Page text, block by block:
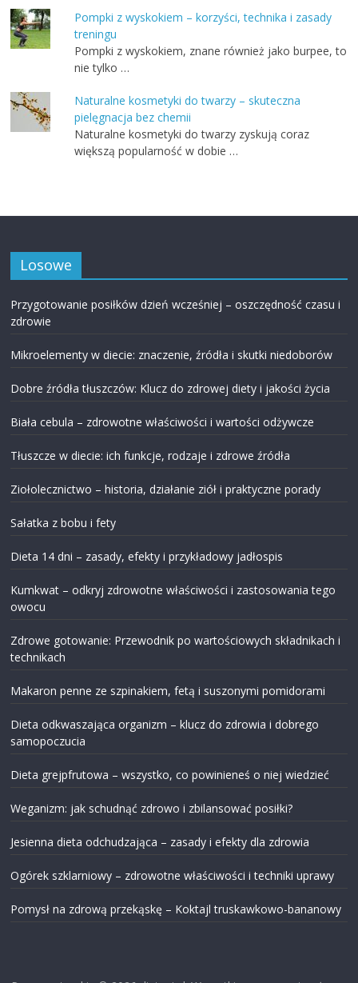
Pompki z wyskokiem – korzyści, technika i zasady
treningu
Pompki z wyskokiem, znane również jako burpee, to
nie tylko …
Naturalne kosmetyki do twarzy – skuteczna
pielęgnacja bez chemii
Naturalne kosmetyki do twarzy zyskują coraz
większą popularność w dobie …
Losowe
Przygotowanie posiłków dzień wcześniej – oszczędność czasu i
zdrowie
Mikroelementy w diecie: znaczenie, źródła i skutki niedoborów
Dobre źródła tłuszczów: Klucz do zdrowej diety i jakości życia
Biała cebula – zdrowotne właściwości i wartości odżywcze
Tłuszcze w diecie: ich funkcje, rodzaje i zdrowe źródła
Ziołolecznictwo – historia, działanie ziół i praktyczne porady
Sałatka z bobu i fety
Dieta 14 dni – zasady, efekty i przykładowy jadłospis
Kumkwat – odkryj zdrowotne właściwości i zastosowania tego
owocu
Zdrowe gotowanie: Przewodnik po wartościowych składnikach i
technikach
Makaron penne ze szpinakiem, fetą i suszonymi pomidorami
Dieta odkwaszająca organizm – klucz do zdrowia i dobrego
samopoczucia
Dieta grejpfrutowa – wszystko, co powinieneś o niej wiedzieć
Weganizm: jak schudnąć zdrowo i zbilansować posiłki?
Jesienna dieta odchudzająca – zasady i efekty dla zdrowia
Ogórek szklarniowy – zdrowotne właściwości i techniki uprawy
Pomysł na zdrową przekąskę – Koktajl truskawkowo-bananowy